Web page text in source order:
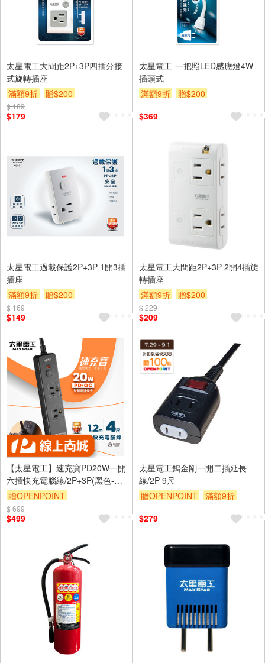
太星電工大間距2P+3P四插分接
式旋轉插座
滿額9折
贈$200
$ 189
$179
太星電工-一把照LED感應燈4W
插頭式
滿額9折
贈$200
$369
太星電工過載保護2P+3P 1開3插
插座
滿額9折
贈$200
$ 169
$149
太星電工大間距2P+3P 2開4插旋
轉插座
滿額9折
贈$200
$ 229
$209
【太星電工】速充寶PD20W一開
六插快充電腦線/2P+3P(黑色-4
尺)
贈OPENPOINT
$ 699
$499
太星電工鎢金剛一開二插延長
線/2P 9尺
贈OPENPOINT
滿額9折
$279